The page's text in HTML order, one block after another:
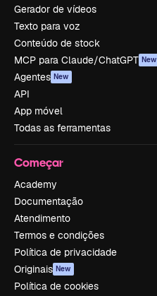
Gerador de vídeos
Texto para voz
Conteúdo de stock
MCP para Claude/ChatGPT New
Agentes New
API
App móvel
Todas as ferramentas
Começar
Academy
Documentação
Atendimento
Termos e condições
Política de privacidade
Originais New
Política de cookies